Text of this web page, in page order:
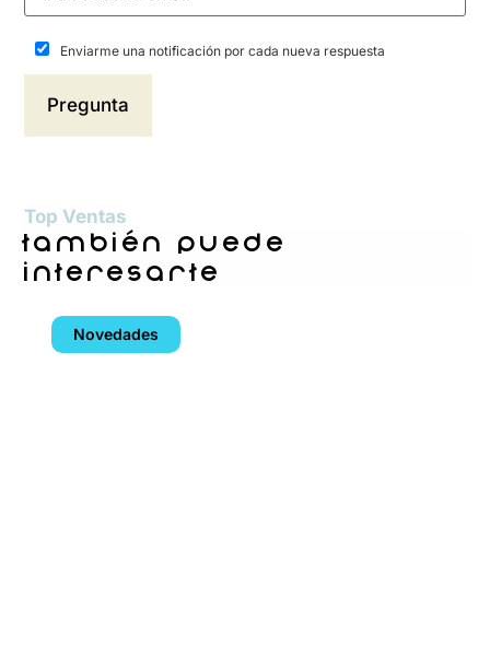
Enviarme una notificación por cada nueva respuesta
Top Ventas
también puede
interesarte
Novedades